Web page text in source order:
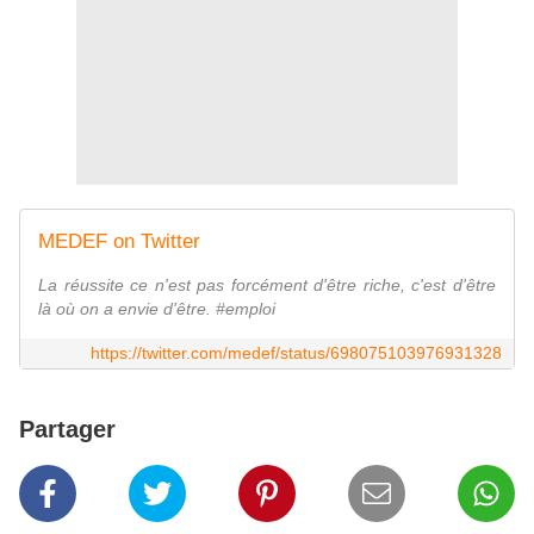
MEDEF on Twitter
La réussite ce n'est pas forcément d'être riche, c'est d'être
là où on a envie d'être. #emploi
https://twitter.com/medef/status/698075103976931328
Partager